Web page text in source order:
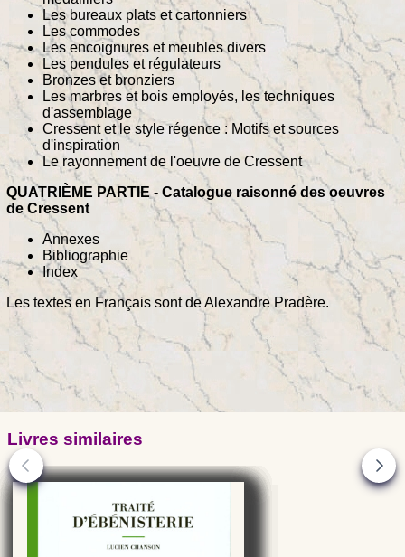
Les bureaux plats et cartonniers
Les commodes
Les encoignures et meubles divers
Les pendules et régulateurs
Bronzes et bronziers
Les marbres et bois employés, les techniques
d'assemblage
Cressent et le style régence : Motifs et sources
d'inspiration
Le rayonnement de l'oeuvre de Cressent
QUATRIÈME PARTIE - Catalogue raisonné des oeuvres
de Cressent
Annexes
Bibliographie
Index
Les textes en Français sont de Alexandre Pradère.
Livres similaires